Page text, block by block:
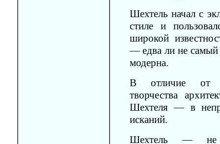
Шехтель начал с
стиле и
широкой
— едва ли не самый
модерна.
В отличие от
творчества
Шехтеля — в
исканий.
Шехтель — не